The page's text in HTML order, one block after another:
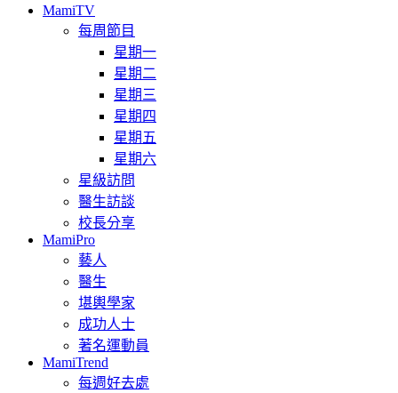
MamiTV
每周節目
星期一
星期二
星期三
星期四
星期五
星期六
星級訪問
醫生訪談
校長分享
MamiPro
藝人
醫生
堪輿學家
成功人士
著名運動員
MamiTrend
每週好去處